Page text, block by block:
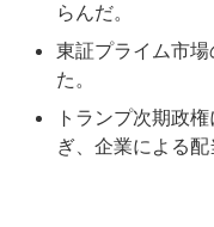
らんだ。
東証プライム市
た。
トランプ次期政
ぎ、企業による